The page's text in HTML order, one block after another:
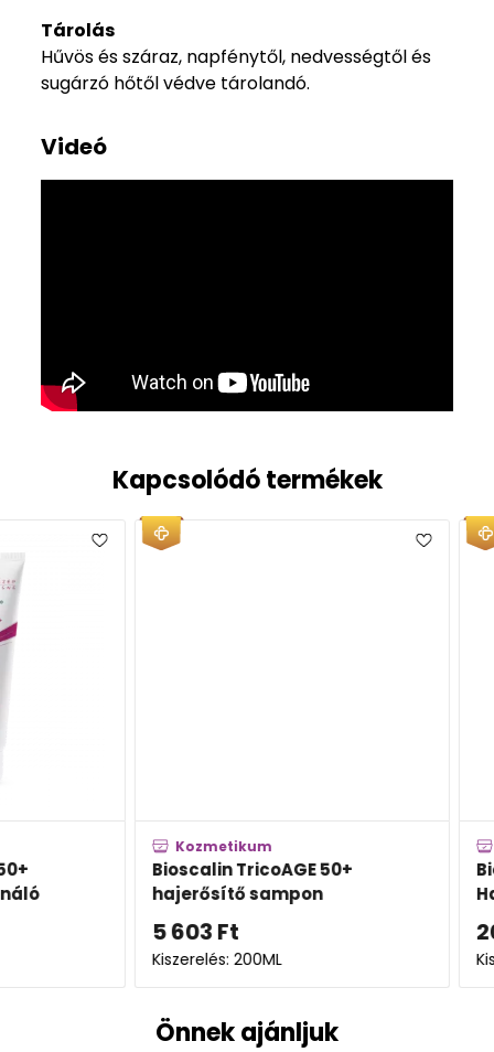
Tárolás
Hűvös és száraz, napfénytől, nedvességtől és
sugárzó hőtől védve tárolandó.
Videó
Kapcsolódó termékek
Kozmetikum
Bioscalin TricoAGE 50+
hajerősítő sampon
5 603Ft
Kiszerelés: 200ML
20 811
Önnek ajánljuk